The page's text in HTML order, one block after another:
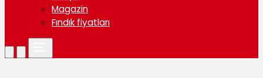
Magazin
Fındık fiyatları